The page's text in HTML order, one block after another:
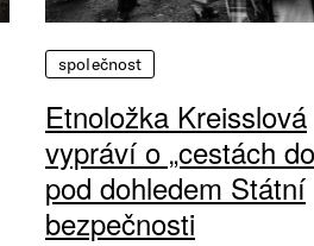
společnost
Etnoložka Kreisslová
vypráví o „cestách
pod dohledem Státní
bezpečnosti